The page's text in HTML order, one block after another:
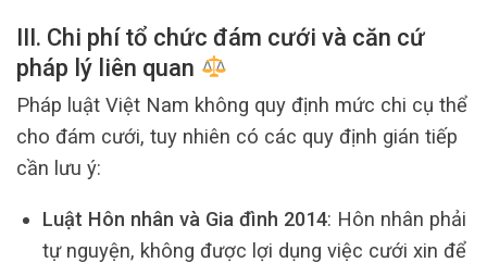
III. Chi phí tổ chức đám cưới và căn cứ
pháp lý liên quan
Pháp luật Việt Nam không quy định mức chi cụ thể
cho đám cưới, tuy nhiên có các quy định gián tiếp
cần lưu ý:
Luật Hôn nhân và Gia đình 2014: Hôn nhân phải
tự nguyện, không được lợi dụng việc cưới xin để